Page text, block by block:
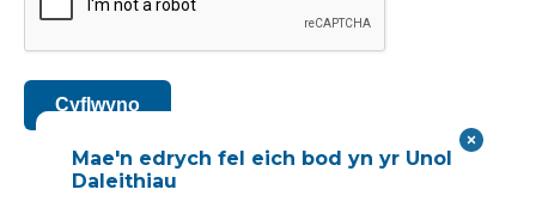
Cyflwyno
Mae'n edrych fel eich bod yn yr Unol
Daleithiau